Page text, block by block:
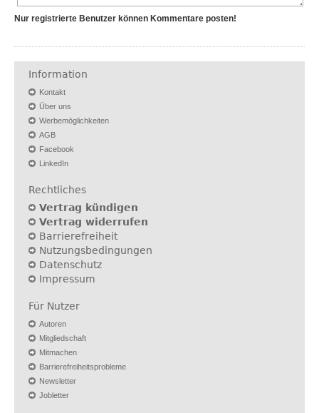
Nur registrierte Benutzer können Kommentare posten!
Information
Kontakt
Über uns
Werbemöglichkeiten
AGB
Facebook
LinkedIn
Rechtliches
Vertrag kündigen
Vertrag widerrufen
Barrierefreiheit
Nutzungsbedingungen
Datenschutz
Impressum
Für Nutzer
Autoren
Mitgliedschaft
Mitmachen
Barrierefreiheitsprobleme
Newsletter
Jobletter